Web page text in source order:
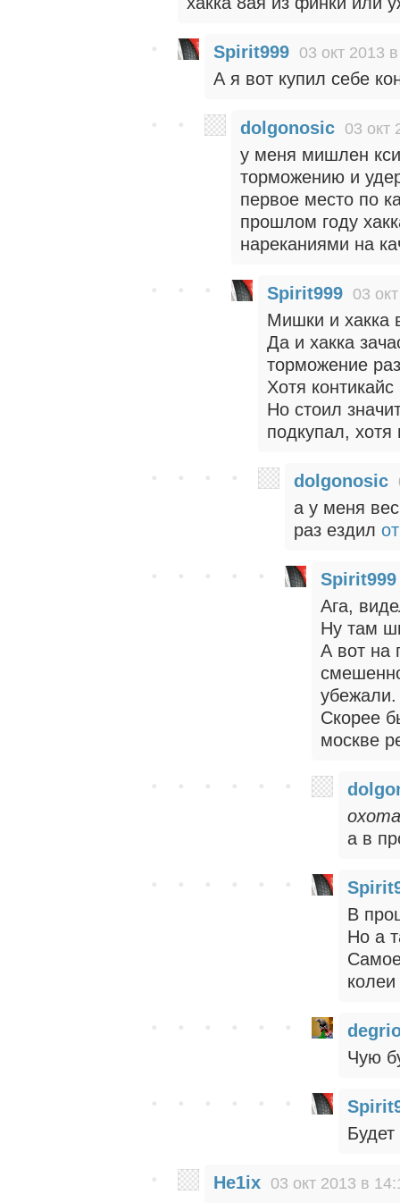
Spirit999 03 окт 2013
А я вот купил себе
dolgonosic 03 окт
у меня мишлен
торможению и
первое место по
прошлом году
нареканиями на
Spirit999 03
Мишки и хакка
Да и хакка
торможение
Хотя
Но стоил
подкупал,
dolgonosic
а у меня
раз ездил
Spirit999
Ага,
Ну там
А вот на
убежали.
Скорее
москве
а в
В
Но а
Чую
Будет
He1ix 03 окт 2013 в